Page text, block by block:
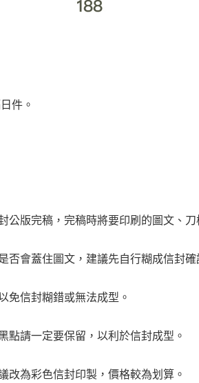
件。
公版完稿，完稿時將要印刷的圖文、
否會蓋住圖文，建議先自行糊成信封確
免信封糊錯或無法成型。
點請一定要保留，以利於信封成型。
改為彩色信封印製，價格較為划算。